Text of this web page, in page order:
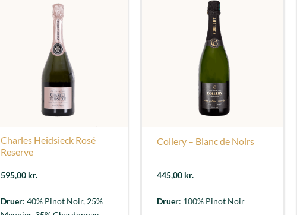
Charles Heidsieck Rosé
Reserve
595,00 kr.
Druer: 40% Pinot Noir, 25%
Collery – Blanc de Noirs
445,00 kr.
Druer: 100% Pinot Noir